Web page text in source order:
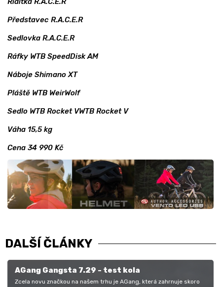
Představec R.A.C.E.R
Sedlovka R.A.C.E.R
Ráfky WTB SpeedDisk AM
Náboje Shimano XT
Pláště WTB WeirWolf
Sedlo WTB Rocket VWTB Rocket V
Váha 15,5 kg
Cena 34 990 Kč
DALŠÍ ČLÁNKY
AGang Gangsta 7.29 - test kola
Zcela novu značkou na našem trhu je AGang, která zahrnuje skoro